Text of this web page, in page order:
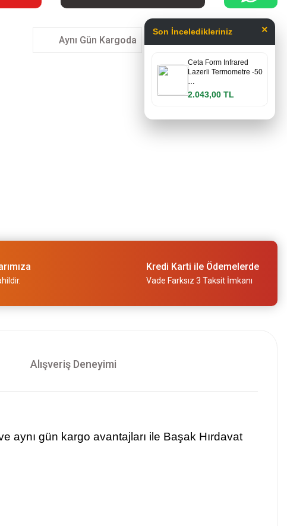
Aynı Gün Kargoda
Kredi Karti ile Ödemelerde
Vade Farksız 3 Taksit İmkanı
Alışveriş Deneyimi
aynı gün kargo avantajları ile Başak Hırdavat
Son İnceledikleriniz ×
Ceta Form Infrared
Lazerli Termometre -50
2.043,00 TL